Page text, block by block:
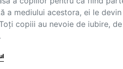
a mediului acestora, ei le devin
copiii au nevoie de iubire, de